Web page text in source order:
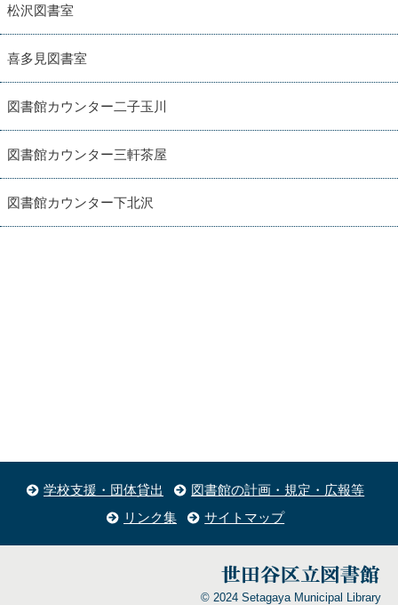
松沢図書室
喜多見図書室
図書館カウンター二子玉川
図書館カウンター三軒茶屋
図書館カウンター下北沢
学校支援・団体貸出
図書館の計画・規定・広報等
リンク集
サイトマップ
© 2024 Setagaya Municipal Library